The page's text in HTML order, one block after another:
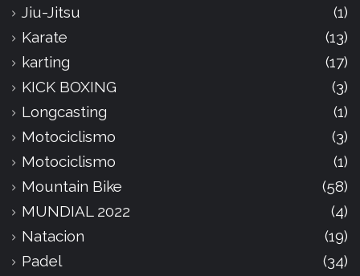
Jiu-Jitsu
(1)
Karate
(13)
karting
(17)
KICK BOXING
(3)
Longcasting
(1)
Motociclismo
(3)
Motociclismo
(1)
Mountain Bike
(58)
MUNDIAL 2022
(4)
Natacion
(19)
Padel
(34)